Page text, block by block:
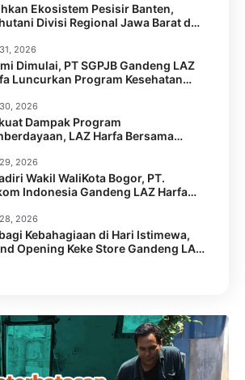
Ekosistem Pesisir Banten,
Divisi Regional Jawa Barat dan
Salurkan Bantuan 1.000 Bibit
Mangrove melalui LAZ Harfa
2026
Dimulai, PT SGPJB Gandeng LAZ
Luncurkan Program Kesehatan
KEBUL di 2 Desa Kabupaten
2026
Dampak Program
LAZ Harfa Bersama
Australia dan Australian Aid
Capacity Building Staf
2026
Wakil WaliKota Bogor, PT.
Indonesia Gandeng LAZ Harfa
Kick Off Meeting Program
Stunting.
2026
Kebahagiaan di Hari Istimewa,
Opening Keke Store Gandeng LAZ
Santuni 45 Anak Yatim Dhuafa